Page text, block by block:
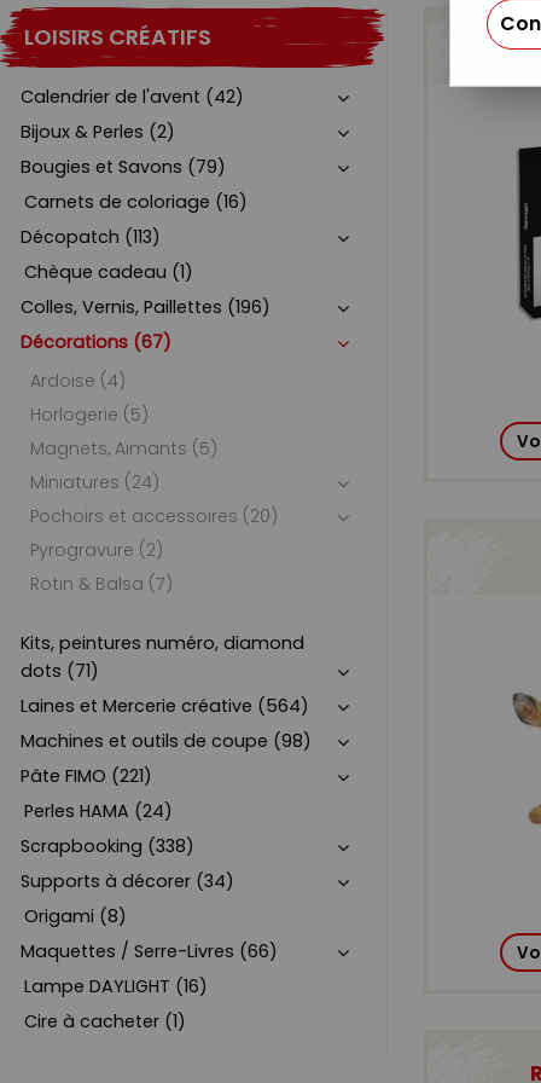
LOISIRS CRÉATIFS
Calendrier de l'avent (42)
Bijoux & Perles (2)
Bougies et Savons (79)
Carnets de coloriage (16)
Décopatch (113)
Chèque cadeau (1)
Colles, Vernis, Paillettes (196)
Décorations (67)
Ardoise (4)
Horlogerie (5)
Magnets, Aimants (5)
Miniatures (24)
Pochoirs et accessoires (20)
Pyrogravure (2)
Rotin & Balsa (7)
Kits, peintures numéro, diamond
dots (71)
Laines et Mercerie créative (564)
Machines et outils de coupe (98)
Pâte FIMO (221)
Perles HAMA (24)
Scrapbooking (338)
Supports à décorer (34)
Origami (8)
Maquettes / Serre-Livres (66)
Lampe DAYLIGHT (16)
Cire à cacheter (1)